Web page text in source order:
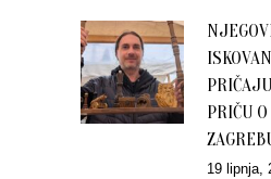
PRIČU
19 lipnja,